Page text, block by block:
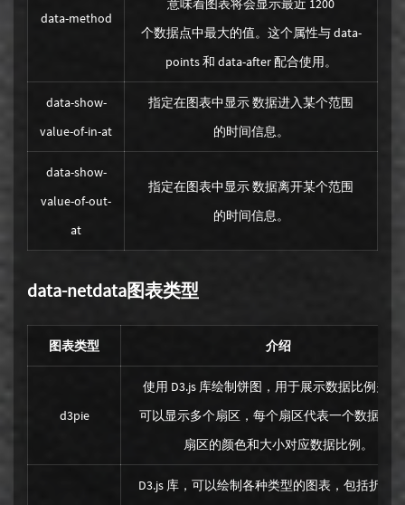
data-method
意味着图表将会显示最近 1200
个数据点中最大的值。这个属性与 data-
points 和 data-after 配合使用。
data-show-
value-of-in-at
指定在图表中显示 数据进入某个范围
的时间信息。
data-show-
value-of-out-
at
指定在图表中显示 数据离开某个范围
的时间信息。
data-netdata图表类型
图表类型 介绍
d3pie
使用 D3.js 库绘制饼图，用于展示数据比例关系
可以显示多个扇区，每个扇区代表一个数据类
扇区的颜色和大小对应数据比例。
D3.js 库，可以绘制各种类型的图表，包括折线